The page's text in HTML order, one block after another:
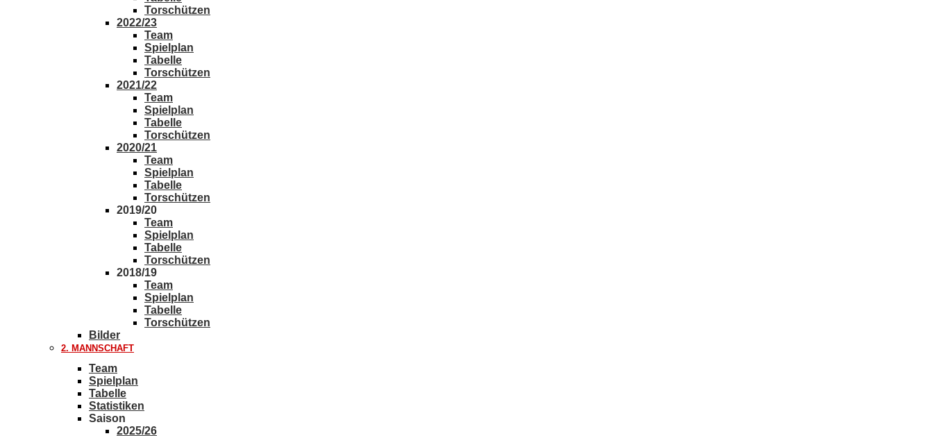
Torschützen
2022/23
Team
Spielplan
Tabelle
Torschützen
2021/22
Team
Spielplan
Tabelle
Torschützen
2020/21
Team
Spielplan
Tabelle
Torschützen
2019/20
Team
Spielplan
Tabelle
Torschützen
2018/19
Team
Spielplan
Tabelle
Torschützen
Bilder
2. MANNSCHAFT
Team
Spielplan
Tabelle
Statistiken
Saison
2025/26